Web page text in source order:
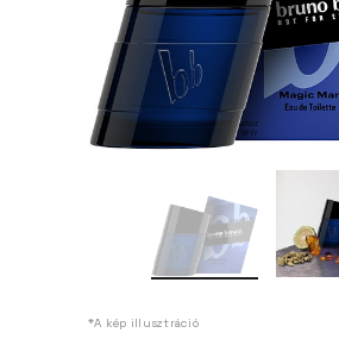
*A kép illusztráció